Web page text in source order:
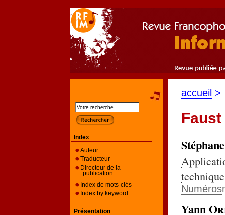
accueil >
Faust
Numéros
Yann
Index
Auteur
Traducteur
Directeur de la
publication
Index de mots-clés
Index by keyword
Présentation